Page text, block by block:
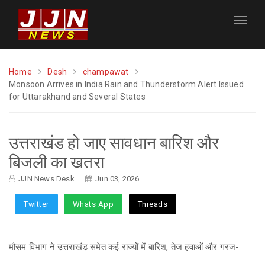
Home Desh
champawat
Monsoon Arrives in India Rain and Thunderstorm Alert Issued
for Uttarakhand and Several States
उत्तराखंड हो जाए सावधान बारिश और
बिजली का खतरा
JJN News Desk Jun 03, 2026
Twitter Whats App Threads
मौसम विभाग ने उत्तराखंड समेत कई राज्यों में बारिश, तेज हवाओं और गरज-